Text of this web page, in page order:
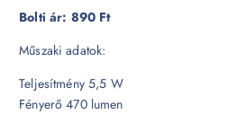
Bolti ár: 890 Ft
Műszaki adatok:
Teljesítmény 5,5 W
Fényerő 470 lumen